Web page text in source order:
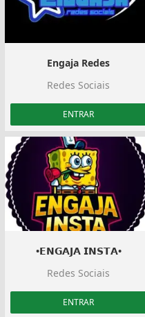
Engaja Redes
Redes Sociais
ENTRAR
•𝗘𝗡𝗚𝗔𝗝𝗔 𝗜𝗡𝗦𝗧𝗔•
Redes Sociais
ENTRAR